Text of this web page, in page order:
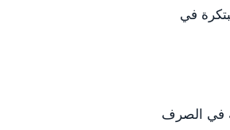
في
في الصرف